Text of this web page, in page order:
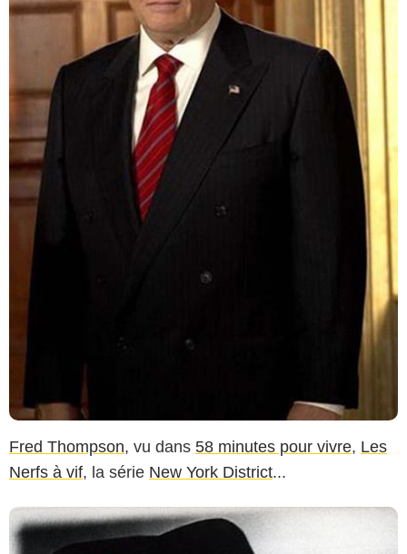
Fred Thompson, vu dans 58 minutes pour vivre, Les
Nerfs à vif, la série New York District...